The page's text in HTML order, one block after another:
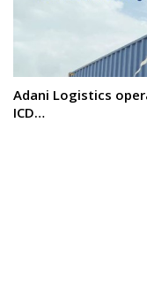
Adani Logistics
ICD…